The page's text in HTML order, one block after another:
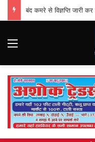
Menu